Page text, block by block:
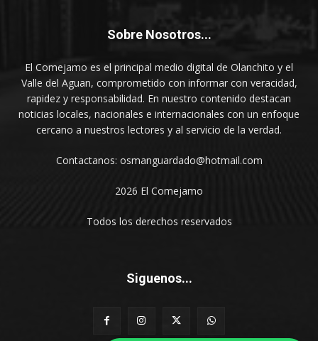
Sobre Nosotros...
El Comejamo es el principal medio digital de Olanchito y el
Valle del Aguan, comprometido con informar con veracidad,
rapidez y responsabilidad. En nuestro contenido destacan
noticias locales, nacionales e internacionales con un enfoque
cercano a nuestros lectores y al servicio de la verdad.
Contactanos: osmanguardado@hotmail.com
2026 El Comejamo
Todos los derechos reservados
Siguenos...